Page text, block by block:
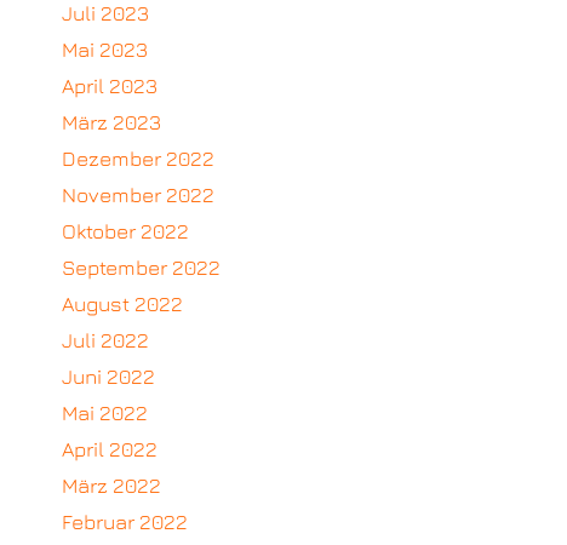
Juli 2023
Mai 2023
April 2023
März 2023
Dezember 2022
November 2022
Oktober 2022
September 2022
August 2022
Juli 2022
Juni 2022
Mai 2022
April 2022
März 2022
Februar 2022